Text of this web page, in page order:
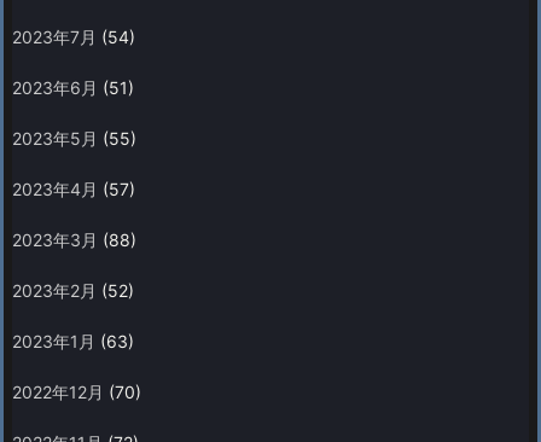
2023年7月 (54)
2023年6月 (51)
2023年5月 (55)
2023年4月 (57)
2023年3月 (88)
2023年2月 (52)
2023年1月 (63)
2022年12月 (70)